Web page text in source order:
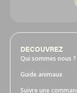
DECOUVREZ
Qui sommes nous ?
Guide animaux
Suivre une